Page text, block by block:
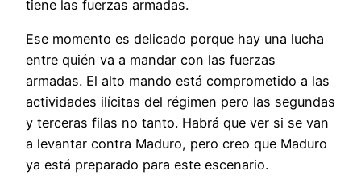
tiene las fuerzas armadas.
Ese momento es delicado porque hay una lucha
entre quién va a mandar con las fuerzas
armadas. El alto mando está comprometido a las
actividades ilícitas del régimen pero las segundas
y terceras filas no tanto. Habrá que ver si se van
a levantar contra Maduro, pero creo que Maduro
ya está preparado para este escenario.